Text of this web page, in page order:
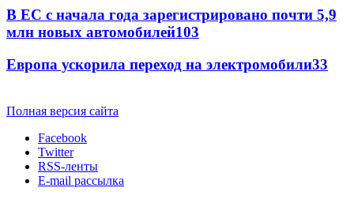
В ЕС с начала года зарегистрировано почти 5,9
млн новых автомобилей103
Европа ускорила переход на электромобили33
Полная версия сайта
Facebook
Twitter
RSS-ленты
E-mail рассылка